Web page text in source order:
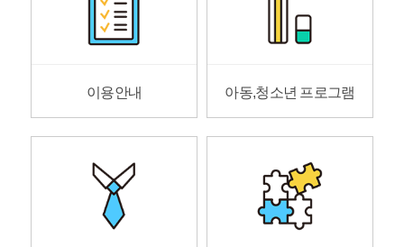
이용안내 아동,청소년 프로그램